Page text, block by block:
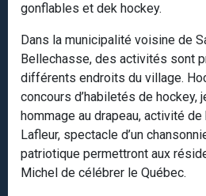
gonflables et dek hockey.
Dans la municipalité voisine de
Bellechasse, des activités sont
différents endroits du village.
concours d’habiletés de hockey,
hommage au drapeau, activité
Lafleur, spectacle d’un
patriotique permettront aux
Michel de célébrer le Québec.